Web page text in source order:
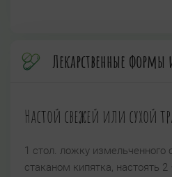
Лекарственные
Настой свежей или сухой
1 стол. ложку измельченного
стаканом кипятка, настоять